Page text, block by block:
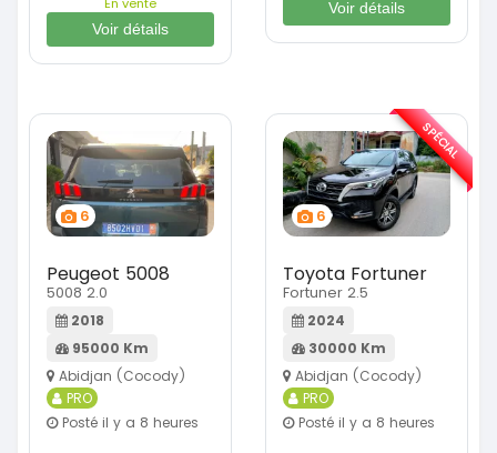
En vente
Voir détails
Voir détails
6
Peugeot 5008
5008 2.0
2018
95000 Km
Abidjan (Cocody)
PRO
Posté il y a 8 heures
6
Toyota Fortuner
Fortuner 2.5
2024
30000 Km
Abidjan (Cocody)
PRO
Posté il y a 8 heures
SPÉCIAL